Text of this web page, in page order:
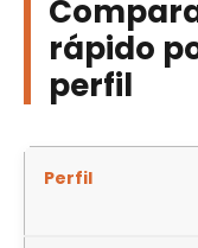
rápido
perfil
Perfil